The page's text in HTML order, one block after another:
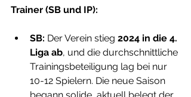
Trainer (SB und IP):
SB: Der Verein stieg 2024 in die 4.
Liga ab, und die durchschnittliche
Trainingsbeteiligung lag bei nur
10-12 Spielern. Die neue Saison